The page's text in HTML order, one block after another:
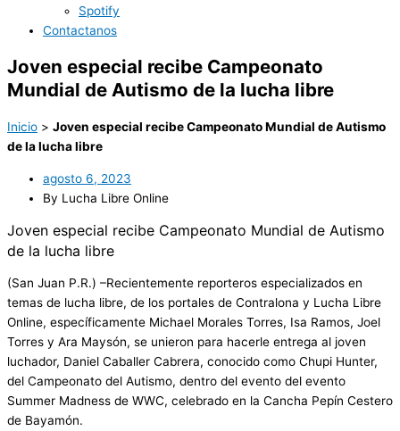
Spotify
Contactanos
Joven especial recibe Campeonato
Mundial de Autismo de la lucha libre
Inicio > Joven especial recibe Campeonato Mundial de Autismo
de la lucha libre
agosto 6, 2023
By Lucha Libre Online
Joven especial recibe Campeonato Mundial de Autismo
de la lucha libre
(San Juan P.R.) –Recientemente reporteros especializados en
temas de lucha libre, de los portales de Contralona y Lucha Libre
Online, específicamente Michael Morales Torres, Isa Ramos, Joel
Torres y Ara Maysón, se unieron para hacerle entrega al joven
luchador, Daniel Caballer Cabrera, conocido como Chupi Hunter,
del Campeonato del Autismo, dentro del evento del evento
Summer Madness de WWC, celebrado en la Cancha Pepín Cestero
de Bayamón.